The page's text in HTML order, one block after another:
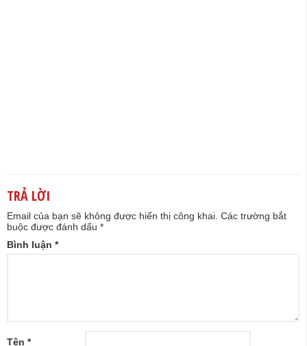
TRẢ LỜI
Email của bạn sẽ không được hiển thị công khai. Các trường bắt
buộc được đánh dấu *
Bình luận *
Tên *